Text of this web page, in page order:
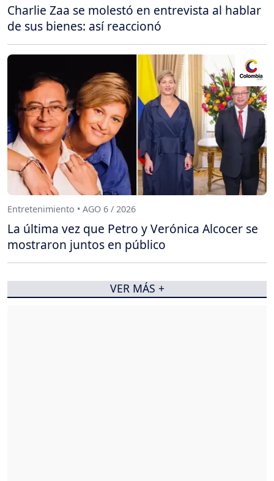
Charlie Zaa se molestó en entrevista al hablar
de sus bienes: así reaccionó
Entretenimiento • AGO 6 / 2026
La última vez que Petro y Verónica Alcocer se
mostraron juntos en público
VER MÁS +